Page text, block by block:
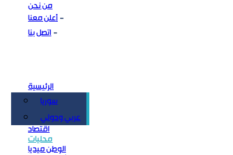
من نحن
أعلن معنا
اتصل بنا
الرئيسية
سوريا
عربي ودولي
اقتصاد
محليات
الوطن ميديا